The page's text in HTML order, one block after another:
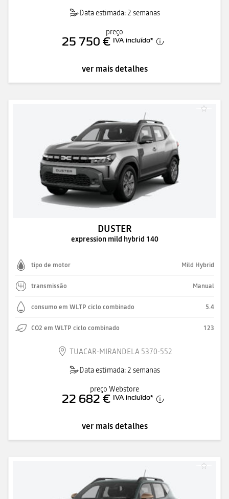
Data estimada: 2 semanas
preço
25 750 € IVA incluído*
ver mais detalhes
DUSTER
expression mild hybrid 140
tipo de motor Mild Hybrid
transmissão Manual
consumo em WLTP ciclo combinado 5.4
CO2 em WLTP ciclo combinado 123
TUACAR-MIRANDELA 5370-552
Data estimada: 2 semanas
preço Webstore
22 682 € IVA incluído*
ver mais detalhes